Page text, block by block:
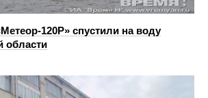
120Р» спустили на воду
области